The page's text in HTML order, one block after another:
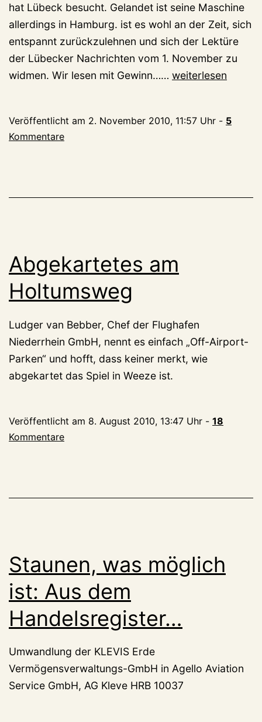
hat Lübeck besucht. Gelandet ist seine Maschine
allerdings in Hamburg. ist es wohl an der Zeit, sich
entspannt zurückzulehnen und sich der Lektüre
der Lübecker Nachrichten vom 1. November zu
widmen. Wir lesen mit Gewinn…… Weeze
an
weiterlesen
Veröffentlicht am 2. November 2010, 11:57 Uhr - 5
Kommentare
Abgekartetes am
Holtumsweg
Ludger van Bebber, Chef der Flughafen
Niederrhein GmbH, nennt es einfach „Off-Airport-
Parken“ und hofft, dass keiner merkt, wie
abgekartet das Spiel in Weeze ist.
Veröffentlicht am 8. August 2010, 13:47 Uhr - 18
Kommentare
Staunen, was möglich
ist: Aus dem
Handelsregister…
Umwandlung der KLEVIS Erde
Vermögensverwaltungs-GmbH in Agello Aviation
Service GmbH, AG Kleve HRB 10037